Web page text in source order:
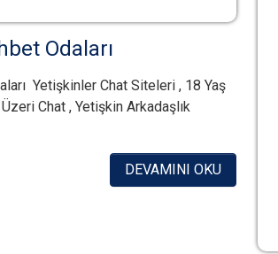
Odaları
Yetişkinler Chat Siteleri , 18 Yaş
Chat , Yetişkin Arkadaşlık
DEVAMINI OKU